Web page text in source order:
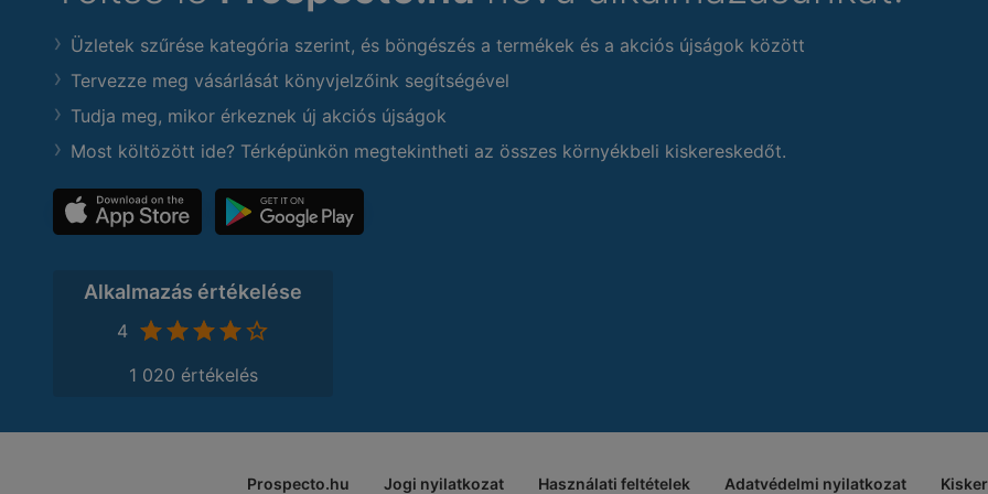
Üzletek szűrése kategória szerint, és böngészés a termékek és a akciós újságok között
Tervezze meg vásárlását könyvjelzőink segítségével
Tudja meg, mikor érkeznek új akciós újságok
Most költözött ide? Térképünkön megtekintheti az összes környékbeli kiskereskedőt.
Alkalmazás értékelése
4
1 020 értékelés
Prospecto.hu Jogi nyilatkozat Használati feltételek Adatvédelmi nyilatkozat